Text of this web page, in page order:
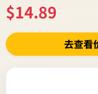
$14.89
去查看